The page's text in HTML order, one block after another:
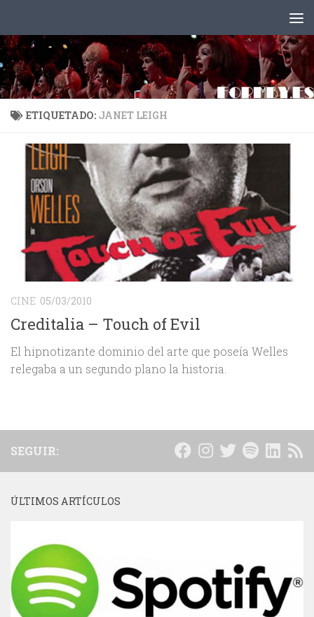
ETIQUETADO: JANET LEIGH
CINE 05/03/2010
Creditalia – Touch of Evil
El hipnotizante dominio del arte que poseía Welles
relegaba a un segundo plano la historia.
SEGUIR:
ÚLTIMOS ARTÍCULOS